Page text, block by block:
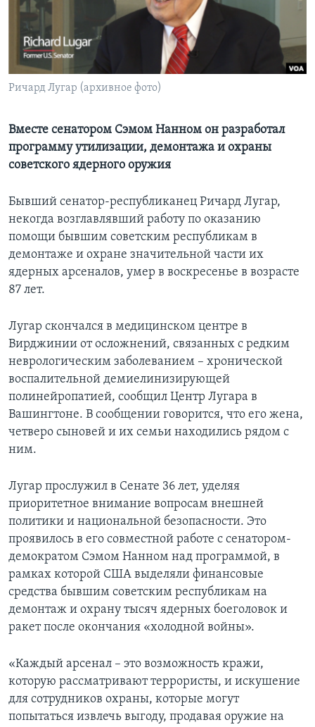
Learning English
СОЦИАЛЬНЫЕ СЕТИ
Языки
Ричард Лугар (архивное фото)
Вместе сенатором Сэмом Нанном он разработал
программу утилизации, демонтажа и охраны
советского ядерного оружия
Бывший сенатор-республиканец Ричард Лугар,
некогда возглавлявший работу по оказанию
помощи бывшим советским республикам в
демонтаже и охране значительной части их
ядерных арсеналов, умер в воскресенье в возрасте
87 лет.
Лугар скончался в медицинском центре в
Вирджинии от осложнений, связанных с редким
неврологическим заболеванием – хронической
воспалительной демиелинизирующей
полинейропатией, сообщил Центр Лугара в
Вашингтоне. В сообщении говорится, что его жена,
четверо сыновей и их семьи находились рядом с
ним.
Лугар прослужил в Сенате 36 лет, уделяя
приоритетное внимание вопросам внешней
политики и национальной безопасности. Это
проявилось в его совместной работе с сенатором-
демократом Сэмом Нанном над программой, в
рамках которой США выделяли финансовые
средства бывшим советским республикам на
демонтаж и охрану тысяч ядерных боеголовок и
ракет после окончания «холодной войны».
«Каждый арсенал – это возможность кражи,
которую рассматривают террористы, и искушение
для сотрудников охраны, которые могут
попытаться извлечь выгоду, продавая оружие на